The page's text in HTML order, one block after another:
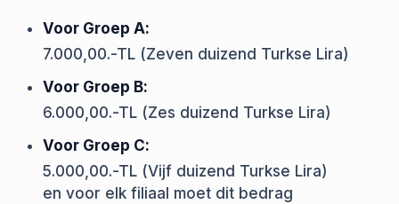
Voor Groep A:
7.000,00.-TL (Zeven duizend Turkse Lira)
Voor Groep B:
6.000,00.-TL (Zes duizend Turkse Lira)
Voor Groep C:
5.000,00.-TL (Vijf duizend Turkse Lira)
en voor elk filiaal moet dit bedrag